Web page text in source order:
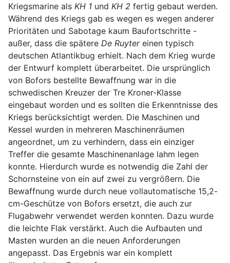
Kriegsmarine als KH 1 und KH 2 fertig gebaut werden.
Während des Kriegs gab es wegen es wegen anderer
Prioritäten und Sabotage kaum Baufortschritte -
außer, dass die spätere De Ruytereinen typisch
deutschen Atlantikbug erhielt. Nach dem Krieg wurde
der Entwurf komplett überarbeitet. Die ursprünglich
von Bofors bestellte Bewaffnung war in die
schwedischen Kreuzer der Tre Kroner-Klasse
eingebaut worden und es sollten die Erkenntnisse des
Kriegs berücksichtigt werden. Die Maschinen und
Kessel wurden in mehreren Maschinenräumen
angeordnet, um zu verhindern, dass ein einziger
Treffer die gesamte Maschinenanlage lahm legen
konnte. Hierdurch wurde es notwendig die Zahl der
Schornsteine von ein auf zwei zu vergrößern. Die
Bewaffnung wurde durch neue vollautomatische 15,2-
cm-Geschütze von Bofors ersetzt, die auch zur
Flugabwehr verwendet werden konnten. Dazu wurde
die leichte Flak verstärkt. Auch die Aufbauten und
Masten wurden an die neuen Anforderungen
angepasst. Das Ergebnis war ein komplett